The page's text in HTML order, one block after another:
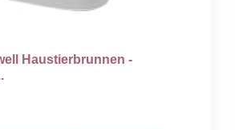
Haustierbrunnen -